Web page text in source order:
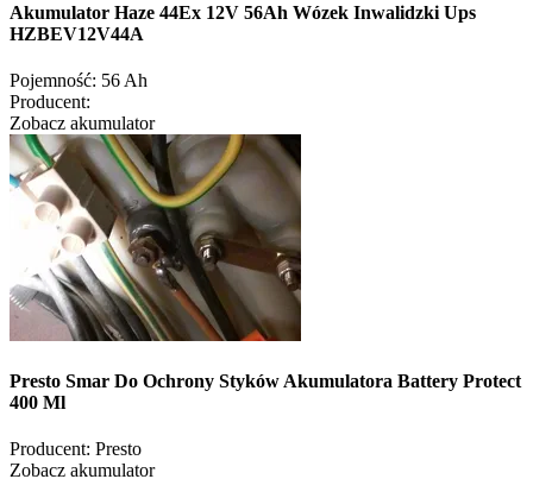
Akumulator Haze 44Ex 12V 56Ah Wózek Inwalidzki Ups
HZBEV12V44A
Pojemność: 56 Ah
Producent:
Zobacz akumulator
Presto Smar Do Ochrony Styków Akumulatora Battery Protect
400 Ml
Producent: Presto
Zobacz akumulator